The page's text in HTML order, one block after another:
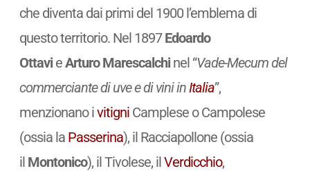
che diventa dai primi del 1900 l’emblema di
questo territorio. Nel 1897Edoardo
OttavieArturo Marescalchinel “Vade-Mecum del
commerciante di uve e di vini inItalia”,
menzionano ivitigniCamplese o Campolese
(ossia la Passerina), il Racciapollone (ossia
il Montonico), il Tivolese, ilVerdicchio,